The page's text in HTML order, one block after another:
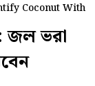
Coconut With
ভরা